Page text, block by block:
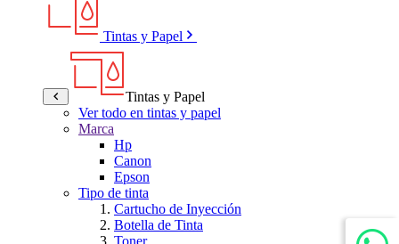
Tintas y Papel
Tintas y Papel
Ver todo en tintas y papel
Marca
Hp
Canon
Epson
Tipo de tinta
Cartucho de Inyección
Botella de Tinta
Toner